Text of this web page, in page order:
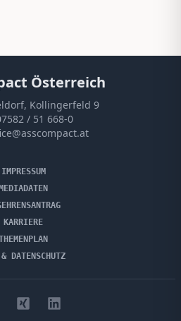
Österreich
Kollingerfeld 9
/ 51 668-0
IMPRESSUM
KARRIERE
DATENSCHUTZ